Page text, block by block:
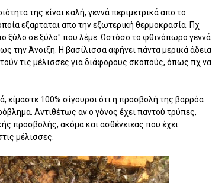
της είναι καλή, γεννά περιμετρικά απο το
εξαρτάται απο την εξωτερική θερμοκρασία. Πχ
ξύλο σε ξύλο" που λέμε. Ωστόσο το φθινόπωρο γεννά
την Άνοιξη. Η βασίλισσα αφήνει πάντα μερικά άδεια
τις μέλισσες για διάφορους σκοπούς, όπως πχ να
είμαστε 100% σίγουροι ότι η προσβολή της βαρρόα
Αντιθέτως αν ο γόνος έχει παντού τρύπες,
προσβολής, ακόμα και ασθένειεας που έχει
μέλισσες.